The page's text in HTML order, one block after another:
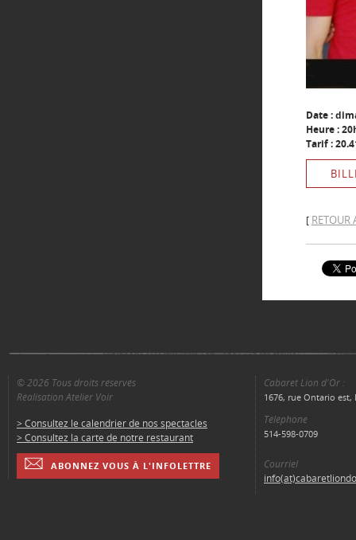
Date :
Heure :
Tarif :
[ RETOUR
© 2026 Tous droits réservés
Réalisation Atelier Voir
> Consultez le calendrier de nos spectacles
> Consultez la carte de notre restaurant
ABONNEZ VOUS À L'INFOLETTRE
Cabaret Lion d'Or :
1676, rue Ontario est,
Téléphone
514-598-0709
Courriel